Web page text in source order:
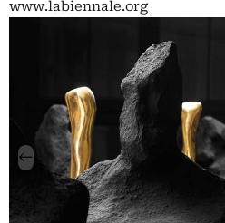
www.labiennale.org